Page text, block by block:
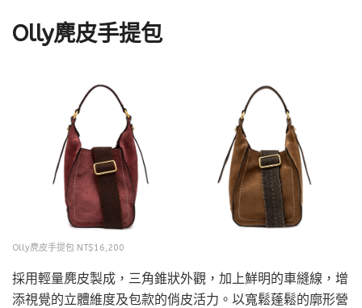
Olly麂皮手提包
Olly麂皮手提包 NT$16,200
採用輕量麂皮製成，三角錐狀外觀，加上鮮明的車縫線，增
添視覺的立體維度及包款的俏皮活力。以寬鬆蓬鬆的廓形營